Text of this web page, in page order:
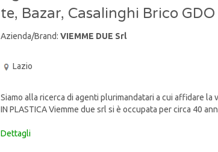
te, Bazar, Casalinghi Brico GDO
Azienda/Brand: VIEMME DUE Srl
Lazio
Siamo alla ricerca di agenti plurimandatari a cui affidare la
IN PLASTICA Viemme due srl si è occupata per circa 40
Dettagli